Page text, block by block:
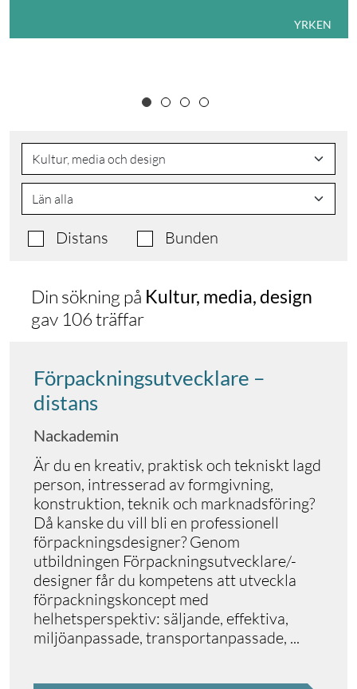
YRKEN
Distans Bunden
Din sökning på Kultur, media, design
gav 106 träffar
Förpackningsutvecklare –
distans
Nackademin
Är du en kreativ, praktisk och tekniskt lagd
person, intresserad av formgivning,
konstruktion, teknik och marknadsföring?
Då kanske du vill bli en professionell
förpackningsdesigner? Genom
utbildningen Förpackningsutvecklare/-
designer får du kompetens att utveckla
förpackningskoncept med
helhetsperspektiv: säljande, effektiva,
miljöanpassade, transportanpassade, ...